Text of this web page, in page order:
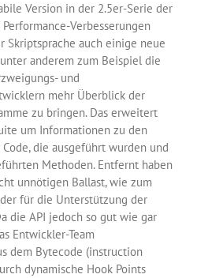
Version in der 2.5er-Serie der
Verbesserungen
Skriptsprache auch einige neue
anderem zum Beispiel die
und
mehr Überblick der
zu bringen. Das erweitert
um Informationen zu den
die ausgeführt wurden und
Methoden. Entfernt haben
unnötigen Ballast, wie zum
für die Unterstützung der
die API jedoch so gut wie gar
Entwickler-Team
dem Bytecode (instruction
dynamische Hook Points